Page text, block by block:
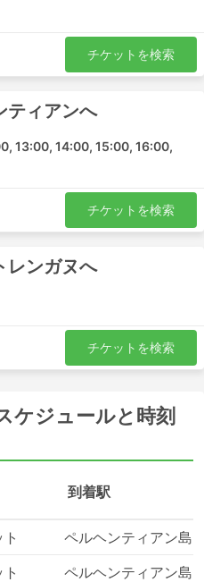
の目的地
最も人気のある航路は、こ
ェリーの種類＆チ
いことが多いです。お金を
ションがあるかを確認する
金は通常、とても手頃で
チケットを検索
ティアンへ
13:00, 14:00, 15:00, 16:00,
チケットを検索
レンガヌへ
チケットを検索
ケジュールと時刻
到着駅
ペルヘンティアン島
ペルヘンティアン島